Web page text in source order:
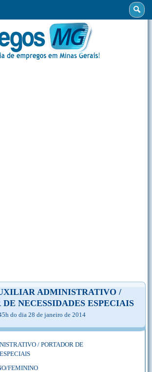
ADMINISTRATIVO /
DE NECESSIDADES ESPECIAIS
do dia 28 de janeiro de 2014
/ PORTADOR DE
FEMININO